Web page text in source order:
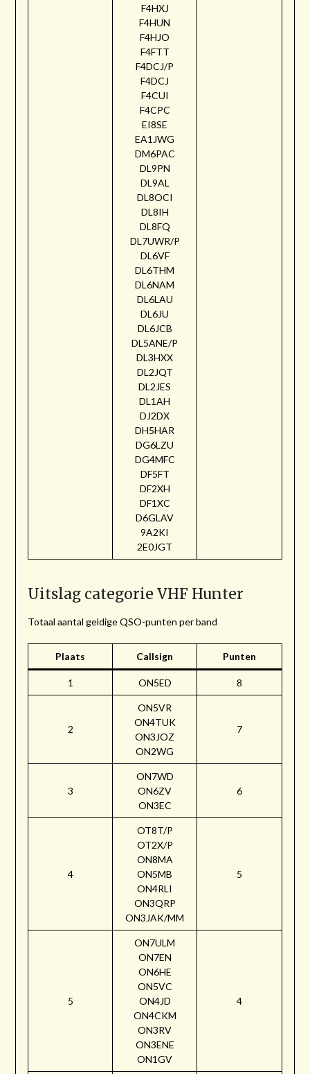
F4HXJ
F4HUN
F4HJO
F4FTT
F4DCJ/P
F4DCJ
F4CUI
F4CPC
EI8SE
EA1JWG
DM6PAC
DL9PN
DL9AL
DL8OCI
DL8IH
DL8FQ
DL7UWR/P
DL6VF
DL6THM
DL6NAM
DL6LAU
DL6JU
DL6JCB
DL5ANE/P
DL3HXX
DL2JQT
DL2JES
DL1AH
DJ2DX
DH5HAR
DG6LZU
DG4MFC
DF5FT
DF2XH
DF1XC
D6GLAV
9A2KI
2E0JGT
Uitslag categorie VHF Hunter
Totaal aantal geldige QSO-punten per band
Plaats Callsign Punten
1 ON5ED 8
2
ON5VR
ON4TUK
ON3JOZ
ON2WG
7
3
ON7WD
ON6ZV
ON3EC
6
4
OT8T/P
OT2X/P
ON8MA
ON5MB
ON4RLI
ON3QRP
ON3JAK/MM
5
5
ON7ULM
ON7EN
ON6HE
ON5VC
ON4JD
ON4CKM
ON3RV
ON3ENE
ON1GV
4